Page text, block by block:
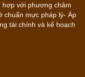
hợp với phương châm
chuẩn mực pháp lý- Áp
tài chính và kế hoạch